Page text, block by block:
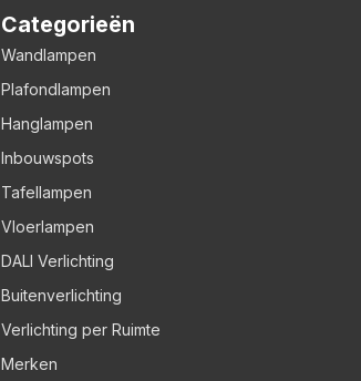
Categorieën
Wandlampen
Plafondlampen
Hanglampen
Inbouwspots
Tafellampen
Vloerlampen
DALI Verlichting
Buitenverlichting
Verlichting per Ruimte
Merken